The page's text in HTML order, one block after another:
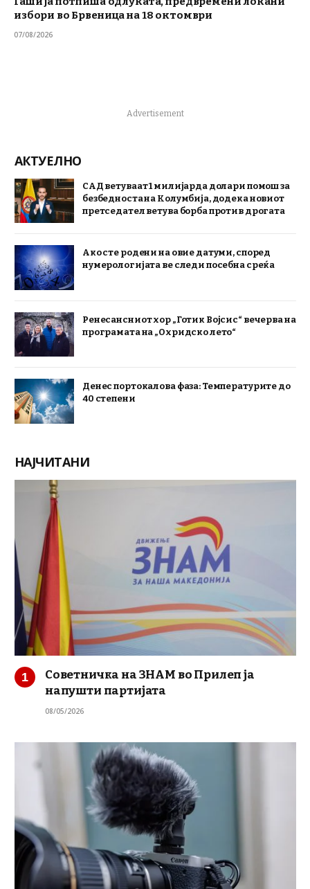
избори во Брвеница на 18 октомври
07/08/2026
Advertisement
АКТУЕЛНО
САД ветуваат 1 милијарда долари помош за
безбедноста на Колумбија, додека новиот
претседател ветува борба против дрогата
Ако сте родени на овие датуми, според
нумерологијата ве следи посебна среќа
Ренесансниот хор „Готик Војсис“ вечерва на
програмата на „Охридско лето“
Денес портокалова фаза: Температурите до
40 степени
НАЈЧИТАНИ
Советничка на ЗНАМ во Прилеп ја
напушти партијата
08/05/2026